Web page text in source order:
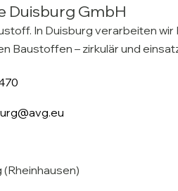
Duisburg GmbH
In Duisburg verarbeiten
Baustoffen – zirkulär und